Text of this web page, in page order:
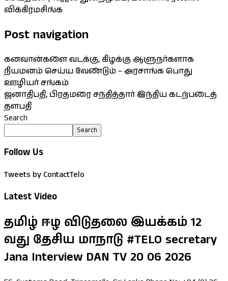
விக்கிரமசிங்க
Post navigation
கனவான்களை வடக்கு, கிழக்கு ஆளுநர்களாக
நியமனம் செய்ய வேண்டும் – அரசாங்க பொது
ஊழியர் சங்கம்
ஜனாதிபதி, பிரதமரை சந்தித்தார் இந்திய கடற்படைத்
தளபதி
Search
Search
Follow Us
Tweets by ContactTelo
Latest Video
தமிழ் ஈழ விடுதலை இயக்கம் 12
வது தேசிய மாநாடு #TELO secretary
Jana Interview DAN TV 20 06 2026